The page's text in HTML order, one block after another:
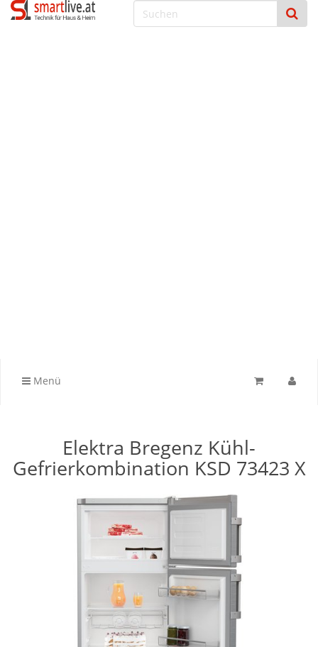
Menü
Elektra Bregenz Kühl-
Gefrierkombination KSD 73423 X